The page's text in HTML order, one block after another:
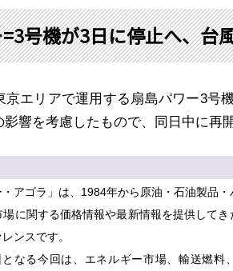
号機が3日に停止へ、台
京エリアで運用する扇島パワー3号
影響を考慮したもので、同日中に再
アゴラ」は、 1984年から原油・石油製品
に関する価格情報や最新情報を提供して
ンスです。
となる今回は、エネルギー市場、輸送燃料